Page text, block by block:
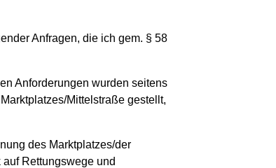
Anfragen, die ich gem. § 58
Anforderungen wurden seitens
Mittelstraße gestellt,
des Marktplatzes/der
Rettungswege und